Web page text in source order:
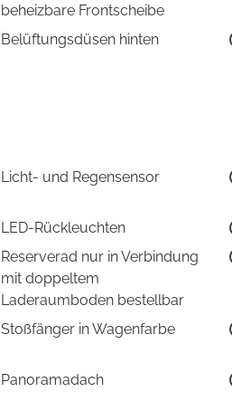
beheizbare Frontscheibe
Belüftungsdüsen hinten
Licht- und Regensensor
LED-Rückleuchten
Reserverad nur in Verbindung
mit doppeltem
Laderaumboden bestellbar
Stoßfänger in Wagenfarbe
Panoramadach